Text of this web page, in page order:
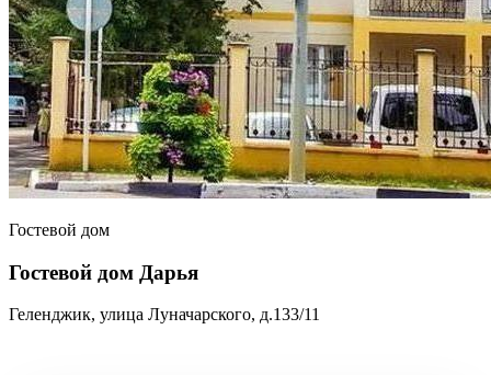
Гостевой дом
Гостевой дом Дарья
Геленджик, улица Луначарского, д.133/11